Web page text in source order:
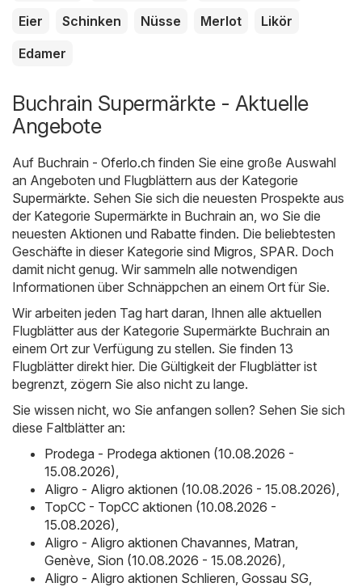
Eier
Schinken Nüsse Merlot
Likör
Edamer
Buchrain Supermärkte - Aktuelle
Angebote
Auf Buchrain - Oferlo.ch finden Sie eine große Auswahl
an Angeboten und Flugblättern aus der Kategorie
Supermärkte. Sehen Sie sich die neuesten Prospekte aus
der Kategorie Supermärkte in Buchrain an, wo Sie die
neuesten Aktionen und Rabatte finden. Die beliebtesten
Geschäfte in dieser Kategorie sind Migros, SPAR. Doch
damit nicht genug. Wir sammeln alle notwendigen
Informationen über Schnäppchen an einem Ort für Sie.
Wir arbeiten jeden Tag hart daran, Ihnen alle aktuellen
Flugblätter aus der Kategorie Supermärkte Buchrain an
einem Ort zur Verfügung zu stellen. Sie finden 13
Flugblätter direkt hier. Die Gültigkeit der Flugblätter ist
begrenzt, zögern Sie also nicht zu lange.
Sie wissen nicht, wo Sie anfangen sollen? Sehen Sie sich
diese Faltblätter an:
Prodega - Prodega aktionen (10.08.2026 -
15.08.2026),
Aligro - Aligro aktionen (10.08.2026 - 15.08.2026),
TopCC - TopCC aktionen (10.08.2026 -
15.08.2026),
Aligro - Aligro aktionen Chavannes, Matran,
Genève, Sion (10.08.2026 - 15.08.2026),
Aligro - Aligro aktionen Schlieren, Gossau SG,